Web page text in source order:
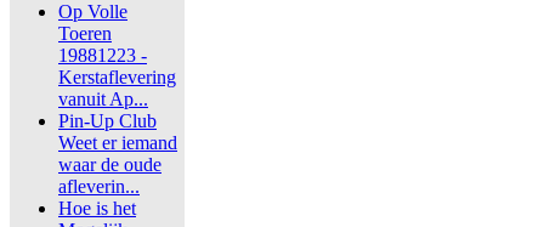
Op Volle
Toeren
19881223 -
Kerstaflevering
vanuit Ap...
Pin-Up Club
Weet er iemand
waar de oude
afleverin...
Hoe is het